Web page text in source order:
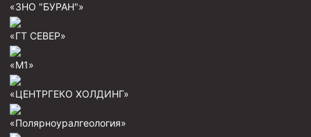
Шаблоны колонные
Перья гидромониторные
Ерши механические
«ЗНО "БУРАН"»
«ГТ СЕВЕР»
«М1»
«ЦЕНТРГЕКО ХОЛДИНГ»
«Полярноуралгеология»